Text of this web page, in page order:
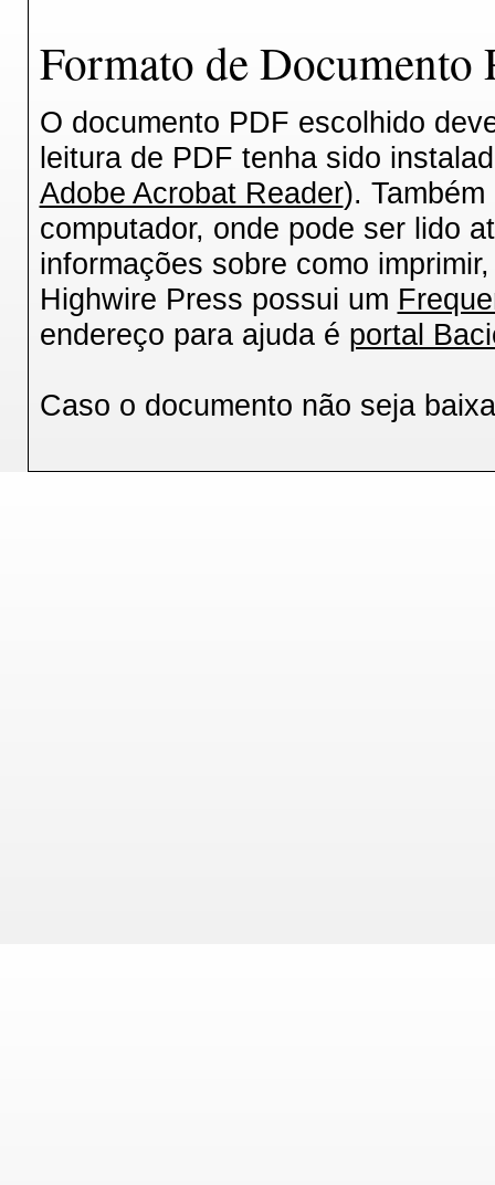
Formato de
O documento PDF escolhido
leitura de PDF tenha sido
Adobe Acrobat Reader).
computador, onde pode ser lido
informações sobre como
Highwire Press possui um
endereço para ajuda é portal
Caso o documento não seja